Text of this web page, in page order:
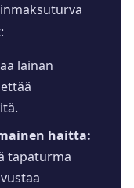
lainan
haitta:
tapaturma